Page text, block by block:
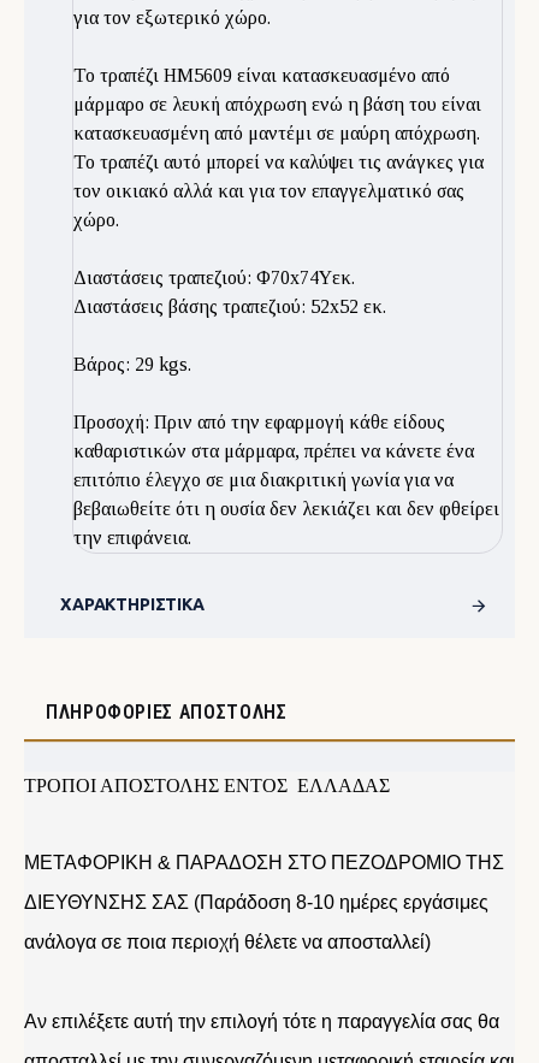
για τον εξωτερικό χώρο.
Το τραπέζι HM5609 είναι κατασκευασμένο από
μάρμαρο σε λευκή απόχρωση ενώ η βάση του είναι
κατασκευασμένη από μαντέμι σε μαύρη απόχρωση.
Το τραπέζι αυτό μπορεί να καλύψει τις ανάγκες για
τον οικιακό αλλά και για τον επαγγελματικό σας
χώρο.
Διαστάσεις τραπεζιού: Φ70x74Υεκ.
Διαστάσεις βάσης τραπεζιού: 52x52 εκ.
Βάρος: 29 kgs.
Προσοχή: Πριν από την εφαρμογή κάθε είδους
καθαριστικών στα μάρμαρα, πρέπει να κάνετε ένα
επιτόπιο έλεγχο σε μια διακριτική γωνία για να
βεβαιωθείτε ότι η ουσία δεν λεκιάζει και δεν φθείρει
την επιφάνεια.
ΧΑΡΑΚΤΗΡΙΣΤΙΚΆ
ΠΛΗΡΟΦΟΡΊΕΣ ΑΠΟΣΤΟΛΉΣ
ΤΡΟΠΟΙ ΑΠΟΣΤΟΛΗΣ ΕΝΤΟΣ ΕΛΛΑΔΑΣ
ΜΕΤΑΦΟΡΙΚΗ & ΠΑΡΑΔΟΣΗ ΣΤΟ ΠΕΖΟΔΡΟΜΙΟ ΤΗΣ
ΔΙΕΥΘΥΝΣΗΣ ΣΑΣ (Παράδοση 8-10 ημέρες εργάσιμες
ανάλογα σε ποια περιοχή θέλετε να αποσταλλεί)
Αν επιλέξετε αυτή την επιλογή τότε η παραγγελία σας θα